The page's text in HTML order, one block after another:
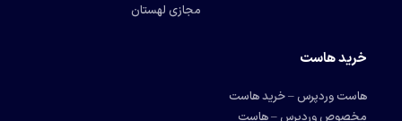
مجازی لهستان
خرید هاست
هاست وردپرس – خرید هاست
مخصوص وردپرس – هاست